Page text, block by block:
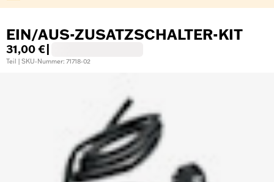
EIN/AUS-ZUSATZSCHALTER-KIT
31,00 €
Teil | SKU-Nummer: 71718-02